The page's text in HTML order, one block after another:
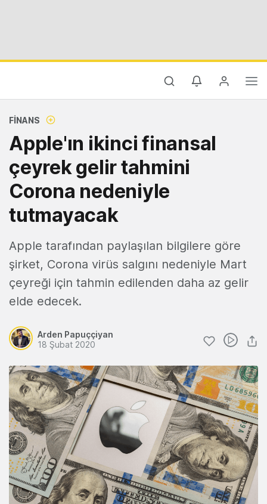
FINANS
Apple'ın ikinci finansal
çeyrek gelir tahmini
Corona nedeniyle
tutmayacak
Apple tarafından paylaşılan bilgilere göre
şirket, Corona virüs salgını nedeniyle Mart
çeyreği için tahmin edilenden daha az gelir
elde edecek.
Arden Papuççiyan
18 Şubat 2020